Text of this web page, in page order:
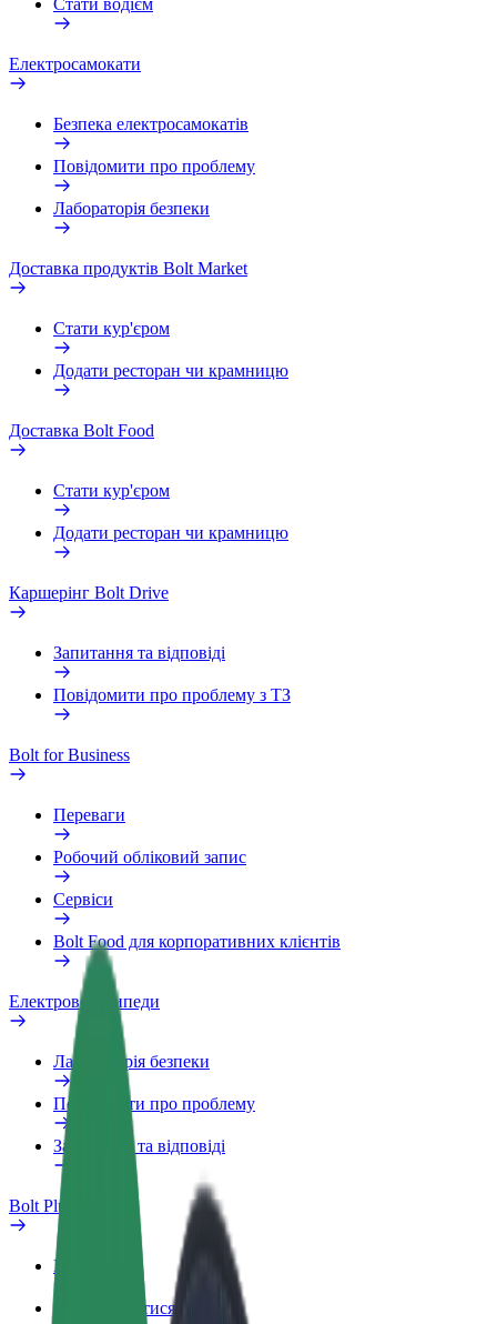
Стати водієм
Електросамокати
Безпека електросамокатів
Повідомити про проблему
Лабораторія безпеки
Доставка продуктів Bolt Market
Стати кур'єром
Додати ресторан чи крамницю
Доставка Bolt Food
Стати кур'єром
Додати ресторан чи крамницю
Каршерінг Bolt Drive
Запитання та відповіді
Повідомити про проблему з ТЗ
Bolt for Business
Переваги
Робочий обліковий запис
Сервіси
Bolt Food для корпоративних клієнтів
Електровелосипеди
Лабораторія безпеки
Повідомити про проблему
Запитання та відповіді
Bolt Plus
Переваги
Як приєднатися